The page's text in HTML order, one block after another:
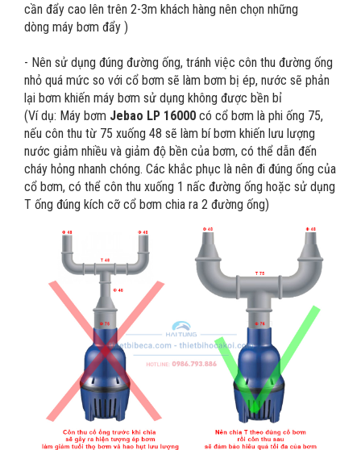
cần đẩy cao lên trên 2-3m khách hàng nên chọn những
dòng máy bơm đẩy )
- Nên sử dụng đúng đường ống, tránh việc côn thu đường ống
nhỏ quá mức so với cổ bơm sẽ làm bơm bị ép, nước sẽ phản
lại bơm khiến máy bơm sử dụng không được bền bỉ
(Ví dụ: Máy bơm Jebao LP 16000 có cổ bơm là phi ống 75,
nếu côn thu từ 75 xuống 48 sẽ làm bí bơm khiến lưu lượng
nước giảm nhiều và giảm độ bền của bơm, có thể dẫn đến
cháy hỏng nhanh chóng. Các khắc phục là nên đi đúng ống của
cổ bơm, có thể côn thu xuống 1 nấc đường ống hoặc sử dụng
T ống đúng kích cỡ cổ bơm chia ra 2 đường ống)